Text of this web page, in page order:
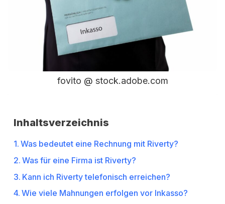
fovito @ stock.adobe.com
Inhaltsverzeichnis
Was bedeutet eine Rechnung mit Riverty?
Was für eine Firma ist Riverty?
Kann ich Riverty telefonisch erreichen?
Wie viele Mahnungen erfolgen vor Inkasso?